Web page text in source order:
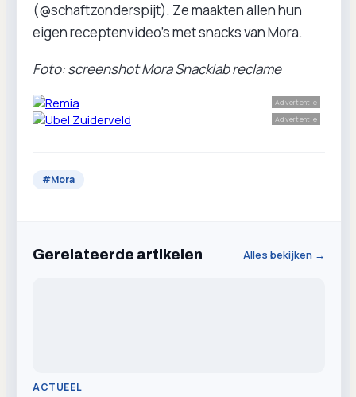
(@schaftzonderspijt). Ze maakten allen hun
eigen receptenvideo’s met snacks van Mora.
Foto: screenshot Mora Snacklab reclame
Advertentie
Advertentie
#Mora
Gerelateerde artikelen Alles bekijken →
ACTUEEL